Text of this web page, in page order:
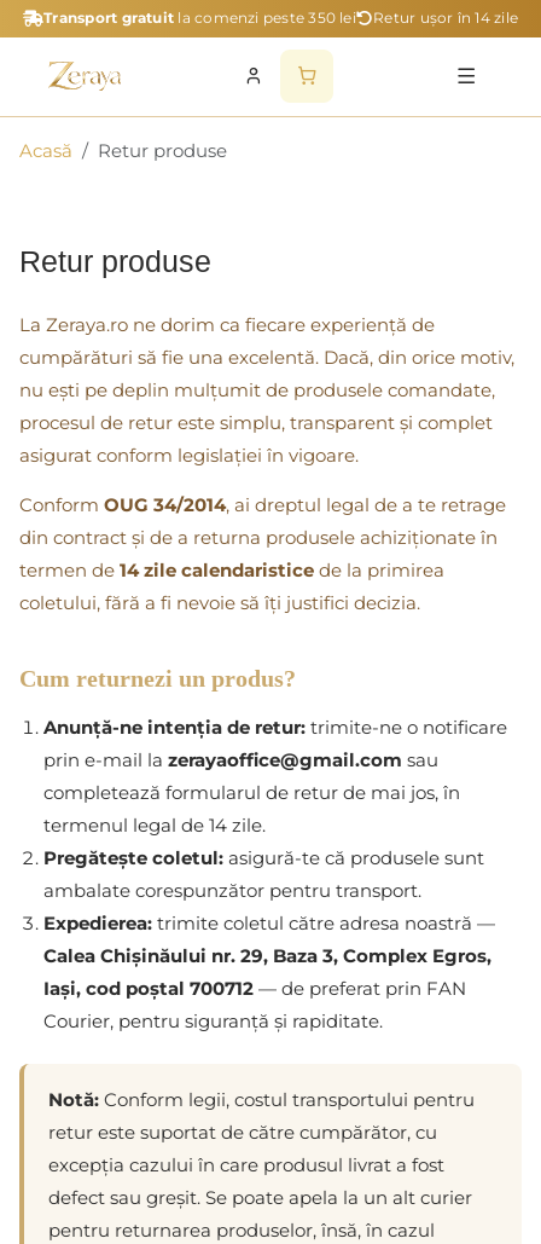
Transport gratuit la comenzi peste 350 lei Retur ușor în 14 zile
Acasă Retur produse
Retur produse
La Zeraya.ro ne dorim ca fiecare experiență de
cumpărături să fie una excelentă. Dacă, din orice motiv,
nu ești pe deplin mulțumit de produsele comandate,
procesul de retur este simplu, transparent și complet
asigurat conform legislației în vigoare.
Conform OUG 34/2014, ai dreptul legal de a te retrage
din contract și de a returna produsele achiziționate în
termen de 14 zile calendaristice de la primirea
coletului, fără a fi nevoie să îți justifici decizia.
Cum returnezi un produs?
Anunță-ne intenția de retur: trimite-ne o notificare
prin e-mail la zerayaoffice@gmail.com sau
completează formularul de retur de mai jos, în
termenul legal de 14 zile.
Pregătește coletul: asigură-te că produsele sunt
ambalate corespunzător pentru transport.
Expedierea: trimite coletul către adresa noastră —
Calea Chișinăului nr. 29, Baza 3, Complex Egros,
Iași, cod poștal 700712 — de preferat prin FAN
Courier, pentru siguranță și rapiditate.
Notă: Conform legii, costul transportului pentru
retur este suportat de către cumpărător, cu
excepția cazului în care produsul livrat a fost
defect sau greșit. Se poate apela la un alt curier
pentru returnarea produselor, însă, în cazul